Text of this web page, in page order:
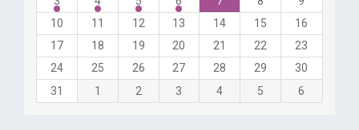
10
11 12 13 14 15
16
17
18 19 20 21 22
23
24
25 26 27 28 29
30
31
1 2 3 4 5 6